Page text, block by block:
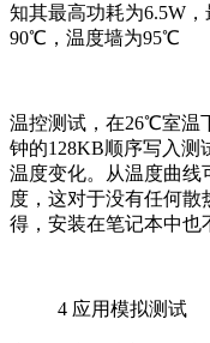
知其最高功耗为6.5W
90℃，温度墙为95℃
温控测试，在26℃室温
钟的128KB顺序写入测
温度变化。从温度曲
度，这对于没有任何散
得，安装在笔记本中也
4 应用模拟测试